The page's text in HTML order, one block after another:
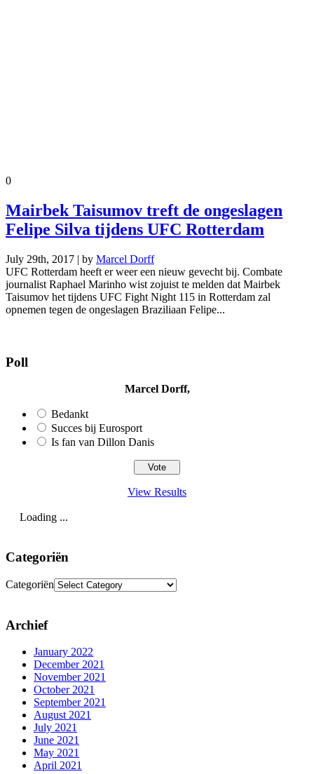
0
Mairbek Taisumov treft de ongeslagen
Felipe Silva tijdens UFC Rotterdam
July 29th, 2017 | by Marcel Dorff
UFC Rotterdam heeft er weer een nieuw gevecht bij. Combate
journalist Raphael Marinho wist zojuist te melden dat Mairbek
Taisumov het tijdens UFC Fight Night 115 in Rotterdam zal
opnemen tegen de ongeslagen Braziliaan Felipe...
Poll
Marcel Dorff,
Bedankt
Succes bij Eurosport
Is fan van Dillon Danis
View Results
Loading ...
Categoriën
Categoriën
Archief
January 2022
December 2021
November 2021
October 2021
September 2021
August 2021
July 2021
June 2021
May 2021
April 2021